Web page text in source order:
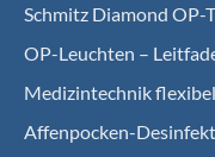
Schmitz Diamond OP-
OP-Leuchten –
Medizintechnik
Affenpocken-